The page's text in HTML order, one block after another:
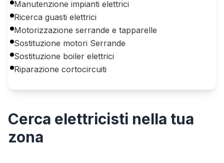
Manutenzione impianti elettrici
Ricerca guasti elettrici
Motorizzazione serrande e tapparelle
Sostituzione motori Serrande
Sostituzione boiler elettrici
Riparazione cortocircuiti
Cerca elettricisti nella tua
zona